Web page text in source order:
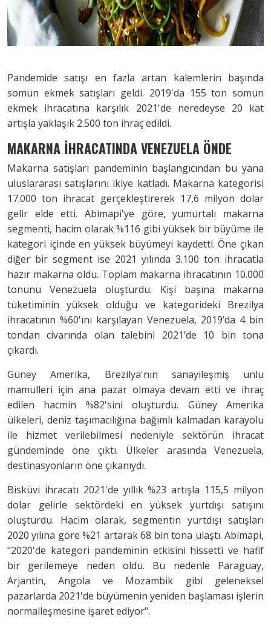
Pandemide satışı en fazla artan kalemlerin başında
somun ekmek satışları geldi. 2019'da 155 ton somun
ekmek ihracatına karşılık 2021'de neredeyse 20 kat
artışla yaklaşık 2.500 ton ihraç edildi.
MAKARNA İHRACATINDA VENEZUELA ÖNDE
Makarna satışları pandeminin başlangıcından bu yana
uluslararası satışlarını ikiye katladı. Makarna kategorisi
17.000 ton ihracat gerçekleştirerek 17,6 milyon dolar
gelir elde etti. Abimapi'ye göre, yumurtalı makarna
segmenti, hacim olarak %116 gibi yüksek bir büyüme ile
kategori içinde en yüksek büyümeyi kaydetti. Öne çıkan
diğer bir segment ise 2021 yılında 3.100 ton ihracatla
hazır makarna oldu. Toplam makarna ihracatının 10.000
tonunu Venezuela oluşturdu. Kişi başına makarna
tüketiminin yüksek olduğu ve kategorideki Brezilya
ihracatının %60'ını karşılayan Venezuela, 2019’da 4 bin
tondan civarında olan talebini 2021’de 10 bin tona
çıkardı.
Güney Amerika, Brezilya'nın sanayileşmiş unlu
mamulleri için ana pazar olmaya devam etti ve ihraç
edilen hacmin %82'sini oluşturdu. Güney Amerika
ülkeleri, deniz taşımacılığına bağımlı kalmadan karayolu
ile hizmet verilebilmesi nedeniyle sektörün ihracat
gündeminde öne çıktı. Ülkeler arasında Venezuela,
destinasyonların öne çıkanıydı.
Bisküvi ihracatı 2021'de yıllık %23 artışla 115,5 milyon
dolar gelirle sektördeki en yüksek yurtdışı satışını
oluşturdu. Hacim olarak, segmentin yurtdışı satışları
2020 yılına göre %21 artarak 68 bin tona ulaştı. Abimapi,
"2020'de kategori pandeminin etkisini hissetti ve hafif
bir gerilemeye neden oldu. Bu nedenle Paraguay,
Arjantin, Angola ve Mozambik gibi geleneksel
pazarlarda 2021'de büyümenin yeniden başlaması işlerin
normalleşmesine işaret ediyor".